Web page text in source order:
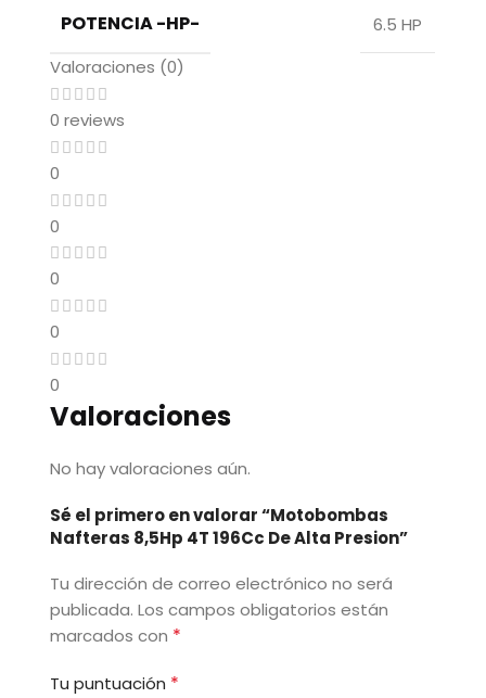
POTENCIA -HP-
6.5 HP
Valoraciones (0)
0 reviews
0
0
0
0
0
Valoraciones
No hay valoraciones aún.
Sé el primero en valorar “Motobombas
Nafteras 8,5Hp 4T 196Cc De Alta Presion”
Tu dirección de correo electrónico no será
publicada. Los campos obligatorios están
marcados con *
Tu puntuación *